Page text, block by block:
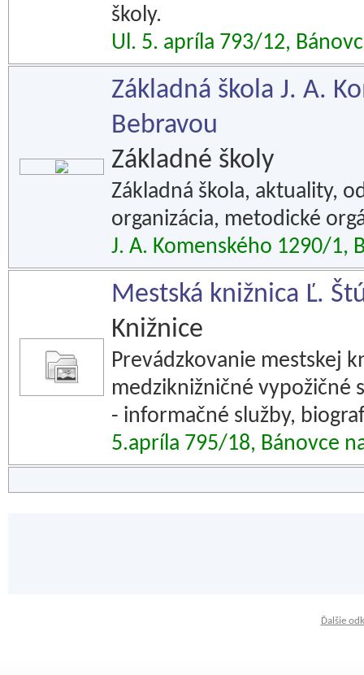
školy.
Ul. 5. apríla 793/12,
Základná škola J. A.
Bebravou
Základné školy
Základná škola, aktuality,
organizácia, metodické
J. A. Komenského 1290/1,
Mestská knižnica Ľ.
Knižnice
Prevádzkovanie mestskej
medziknižničné vypožičné
- informačné služby,
5.apríla 795/18, Bánovce
Ďalšie